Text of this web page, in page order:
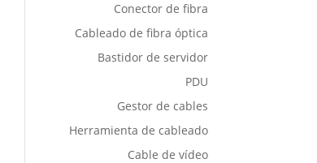
Conector de fibra
Cableado de fibra óptica
Bastidor de servidor
PDU
Gestor de cables
Herramienta de cableado
Cable de vídeo